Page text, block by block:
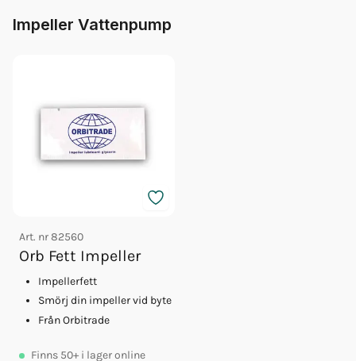
Impeller Vattenpump
Art. nr82560
Orb Fett Impeller
Impellerfett
Smörj din impeller vid byte
Från Orbitrade
Finns 50+ i lager online